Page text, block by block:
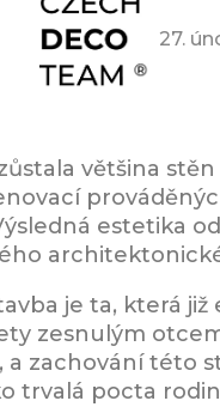
27.
většina
estetika
je ta, která
zesnulým
a zachování této
trvalá pocta